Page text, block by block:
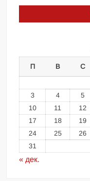
П В С
3
4 5
10
11 12
17
18 19
24
25 26
31
« дек.